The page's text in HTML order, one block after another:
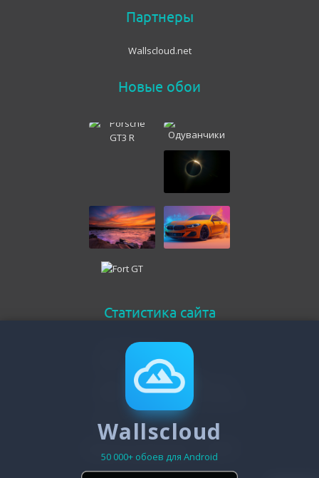
Партнеры
Wallscloud.net
Новые обои
Статистика сайта
Онлайн всего
Гостей
Пользователей
9
Зарегистрировано - 19480
Wallscloud
50 000+ обоев для Android